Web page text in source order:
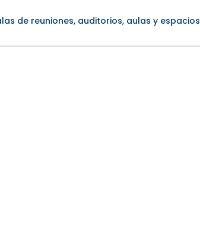
de reuniones, auditorios, aulas y espacios